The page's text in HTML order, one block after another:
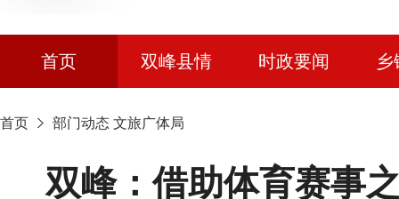
首页 双峰县情 时政要闻
首页 部门动态 文旅广体局
双峰：借助体育赛事